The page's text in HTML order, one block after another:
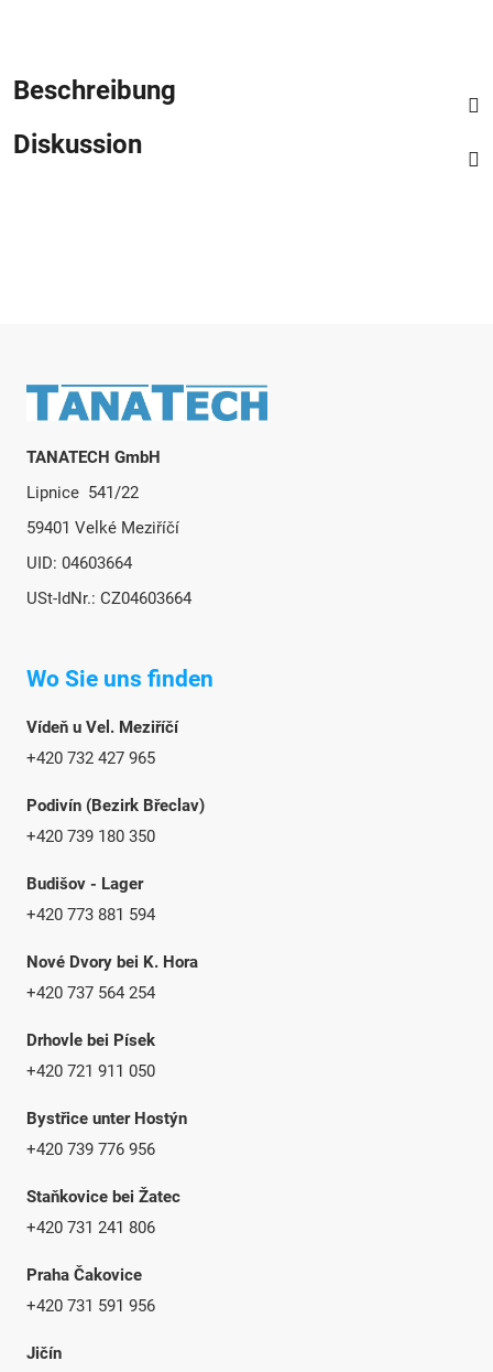
Beschreibung
Diskussion
Fußzeile
TANATECH GmbH
Lipnice 541/22
59401 Velké Meziříčí
UID: 04603664
USt-IdNr.: CZ04603664
Wo Sie uns finden
Vídeň u Vel. Meziříčí
+420 732 427 965
Podivín (Bezirk Břeclav)
+420 739 180 350
Budišov - Lager
+420 773 881 594
Nové Dvory bei K. Hora
+420 737 564 254
Drhovle bei Písek
+420 721 911 050
Bystřice unter Hostýn
+420 739 776 956
Staňkovice bei Žatec
+420 731 241 806
Praha Čakovice
+420 731 591 956
Jičín